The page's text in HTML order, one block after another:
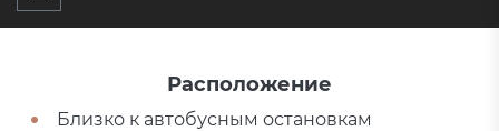
Расположение
Близко к автобусным остановкам